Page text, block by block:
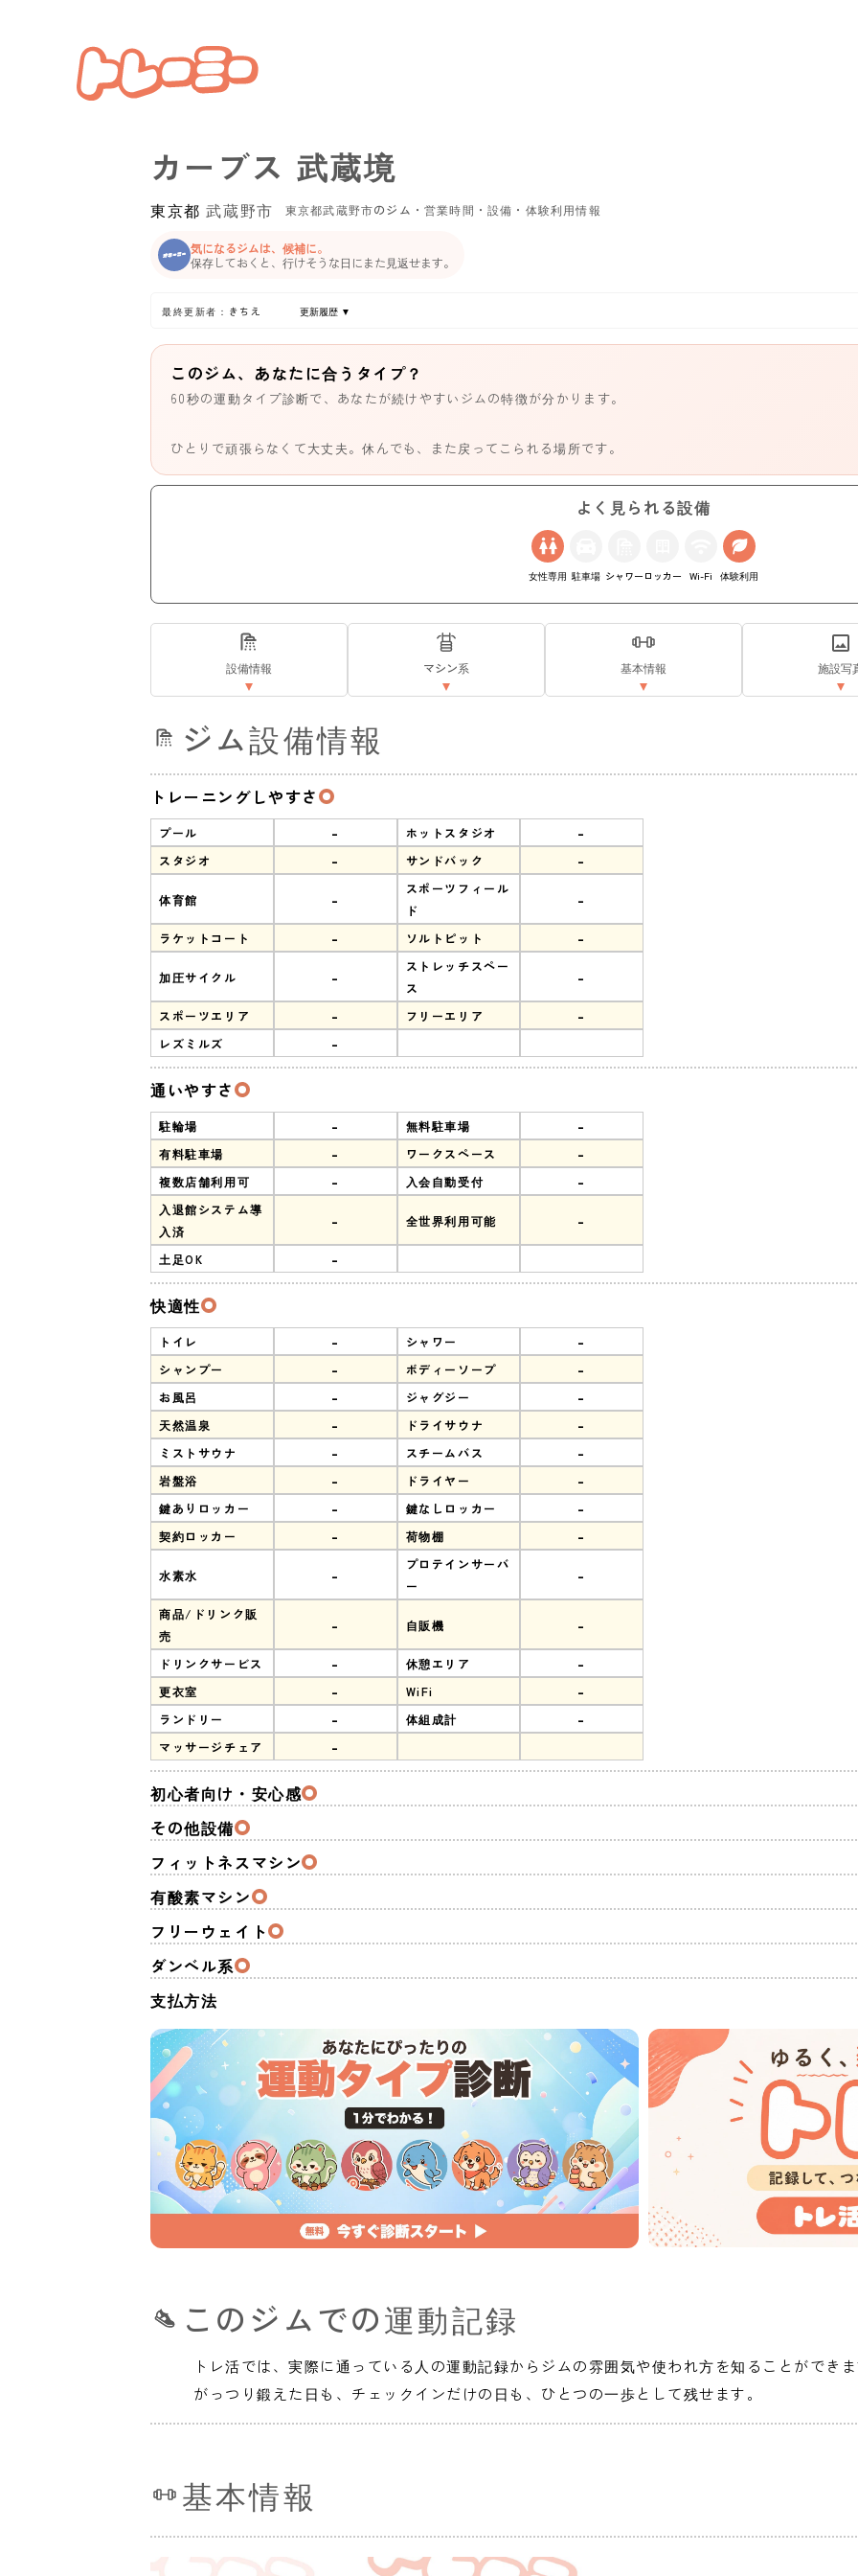
カーブス 武蔵境
東京都 武蔵野市 東京都武蔵野市のジム・営業時間・設備・体験利用情報
気になるジムは、候補に。
保存しておくと、行けそうな日にまた見返せます。
最終更新者：きちえ 更新履歴 ▼
このジム、あなたに合うタイプ？
60秒の運動タイプ診断で、あなたが続けやすいジムの特徴が分かります。
ひとりで頑張らなくて大丈夫。休んでも、また戻ってこられる場所です。
よく見られる設備
女性専用 駐車場 シャワー ロッカー Wi-Fi 体験利用
設備情報 マシン系 基本情報 施設写
ジム設備情報
トレーニングしやすさ
プール - ホットスタジオ -
スタジオ - サンドバック -
体育館 -
スポーツフィール
ド
-
ラケットコート - ソルトピット -
加圧サイクル -
ストレッチスペー
ス
-
スポーツエリア - フリーエリア -
レズミルズ -
通いやすさ
駐輪場 - 無料駐車場 -
有料駐車場 - ワークスペース -
複数店舗利用可 - 入会自動受付 -
入退館システム導
入済
- 全世界利用可能 -
土足OK -
快適性
トイレ - シャワー -
シャンプー - ボディーソープ -
お風呂 - ジャグジー -
天然温泉 - ドライサウナ -
ミストサウナ - スチームバス -
岩盤浴 - ドライヤー -
鍵ありロッカー - 鍵なしロッカー -
契約ロッカー - 荷物棚 -
水素水 -
プロテインサーバ
ー
-
商品/ドリンク販
売
- 自販機 -
ドリンクサービス - 休憩エリア -
更衣室 - WiFi -
ランドリー - 体組成計 -
マッサージチェア -
初心者向け・安心感
その他設備
フィットネスマシン
有酸素マシン
フリーウェイト
ダンベル系
支払方法
このジムでの運動記録
トレ活では、実際に通っている人の運動記録からジムの雰囲気や使われ方を知ることができ
がっつり鍛えた日も、チェックインだけの日も、ひとつの一歩として残せます。
基本情報